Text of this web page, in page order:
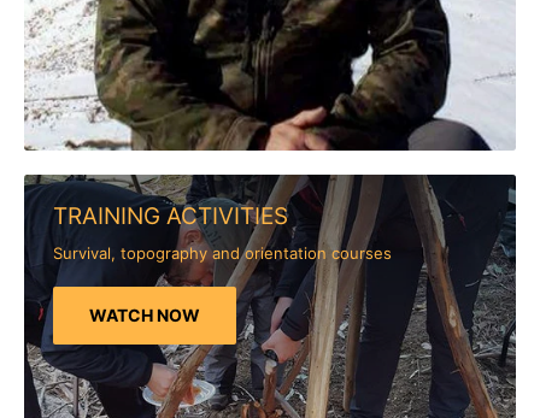
TRAINING ACTIVITIES
Survival, topography and orientation courses
WATCH NOW